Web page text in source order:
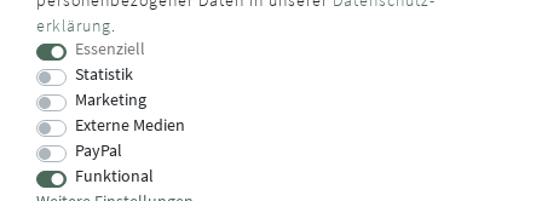
erklärung.
Essenziell
Statistik
Marketing
Externe Medien
PayPal
Funktional